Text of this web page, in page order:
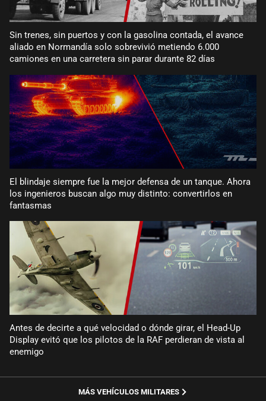
Sin trenes, sin puertos y con la gasolina contada, el avance
aliado en Normandía solo sobrevivió metiendo 6.000
camiones en una carretera sin parar durante 82 días
El blindaje siempre fue la mejor defensa de un tanque. Ahora
los ingenieros buscan algo muy distinto: convertirlos en
fantasmas
Antes de decirte a qué velocidad o dónde girar, el Head-Up
Display evitó que los pilotos de la RAF perdieran de vista al
enemigo
MÁS VEHÍCULOS MILITARES